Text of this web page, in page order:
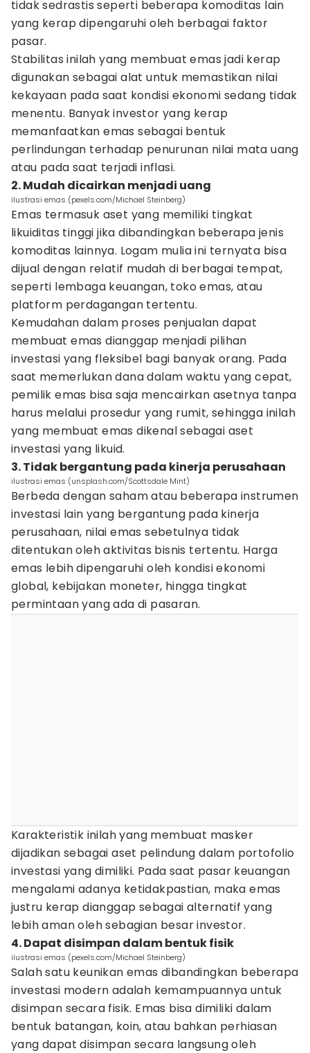
tidak sedrastis seperti beberapa komoditas lain
yang kerap dipengaruhi oleh berbagai faktor
pasar.
Stabilitas inilah yang membuat emas jadi kerap
digunakan sebagai alat untuk memastikan nilai
kekayaan pada saat kondisi ekonomi sedang tidak
menentu. Banyak investor yang kerap
memanfaatkan emas sebagai bentuk
perlindungan terhadap penurunan nilai mata uang
atau pada saat terjadi inflasi.
2. Mudah dicairkan menjadi uang
ilustrasi emas (pexels.com/Michael Steinberg)
Emas termasuk aset yang memiliki tingkat
likuiditas tinggi jika dibandingkan beberapa jenis
komoditas lainnya. Logam mulia ini ternyata bisa
dijual dengan relatif mudah di berbagai tempat,
seperti lembaga keuangan, toko emas, atau
platform perdagangan tertentu.
Kemudahan dalam proses penjualan dapat
membuat emas dianggap menjadi pilihan
investasi yang fleksibel bagi banyak orang. Pada
saat memerlukan dana dalam waktu yang cepat,
pemilik emas bisa saja mencairkan asetnya tanpa
harus melalui prosedur yang rumit, sehingga inilah
yang membuat emas dikenal sebagai aset
investasi yang likuid.
3. Tidak bergantung pada kinerja perusahaan
ilustrasi emas (unsplash.com/Scottsdale Mint)
Berbeda dengan saham atau beberapa instrumen
investasi lain yang bergantung pada kinerja
perusahaan, nilai emas sebetulnya tidak
ditentukan oleh aktivitas bisnis tertentu. Harga
emas lebih dipengaruhi oleh kondisi ekonomi
global, kebijakan moneter, hingga tingkat
permintaan yang ada di pasaran.
Karakteristik inilah yang membuat masker
dijadikan sebagai aset pelindung dalam portofolio
investasi yang dimiliki. Pada saat pasar keuangan
mengalami adanya ketidakpastian, maka emas
justru kerap dianggap sebagai alternatif yang
lebih aman oleh sebagian besar investor.
4. Dapat disimpan dalam bentuk fisik
ilustrasi emas (pexels.com/Michael Steinberg)
Salah satu keunikan emas dibandingkan beberapa
investasi modern adalah kemampuannya untuk
disimpan secara fisik. Emas bisa dimiliki dalam
bentuk batangan, koin, atau bahkan perhiasan
yang dapat disimpan secara langsung oleh